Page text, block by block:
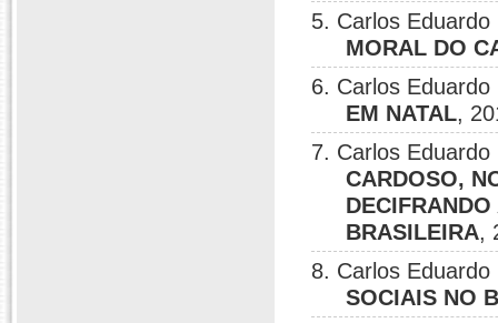
5. Carlos
MORAL DO
6. Carlos
EM NATAL,
7. Carlos
CARDOSO,
BRASILEIRA,
8. Carlos
SOCIAIS NO